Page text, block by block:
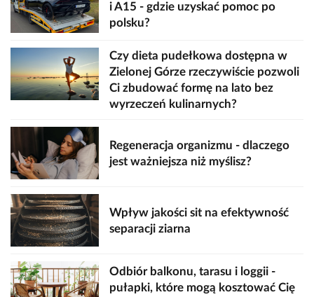
i A15 - gdzie uzyskać pomoc po
polsku?
Czy dieta pudełkowa dostępna w
Zielonej Górze rzeczywiście pozwoli
Ci zbudować formę na lato bez
wyrzeczeń kulinarnych?
Regeneracja organizmu - dlaczego
jest ważniejsza niż myślisz?
Wpływ jakości sit na efektywność
separacji ziarna
Odbiór balkonu, tarasu i loggii -
pułapki, które mogą kosztować Cię